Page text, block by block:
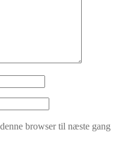
browser til næste gang